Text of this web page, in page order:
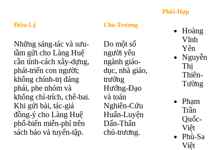
Điều-Lệ
Những sáng-tác và sưu-
tầm gửi cho Làng Huệ
cần tính-cách xây-dựng,
phát-triển con người;
không chính-trị đảng
phái, phe nhóm và
không chỉ-trích, chê-bai.
Khi gửi bài, tác-giả
đồng-ý cho Làng Huệ
phổ-biến miễn-phí trên
sách báo và tuyển-tập.
Chủ-Trương
Do một số
người yêu
ngành giáo-
dục, nhà giáo,
trưởng
Hướng-Đạo
và toán
Nghiên-Cứu
Huấn-Luyện
Dấn-Thân
chủ-trương.
Phối-Hợp
Hoàng
Vĩnh
Yên
Nguyễn
Thị
Thiên-
Tường
Phạm
Trần
Quốc-
Việt
Phù-Sa
Việt